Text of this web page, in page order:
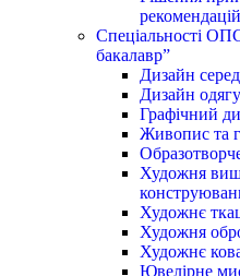
Спеціальності
бакалавр”
Дизайн
Дизайн одягу
Графічний
Живопис та
Художня
Художнє
Художня
Художнє
Ювелірне